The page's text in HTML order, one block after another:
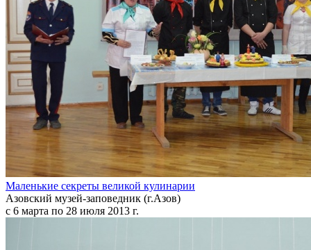
Маленькие секреты великой кулинарии
Азовский музей-заповедник (г.Азов)
с 6 марта по 28 июля 2013 г.